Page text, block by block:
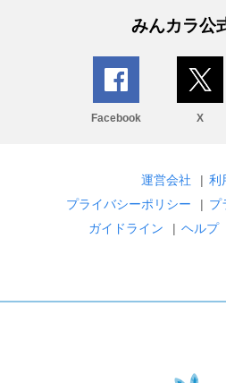
みんカラ公
Facebook X
運営会社 | 利
プライバシーポリシー
| プ
ガイドライン
| ヘルプ